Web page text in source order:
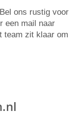
ons rustig voor
een mail naar
team zit klaar om